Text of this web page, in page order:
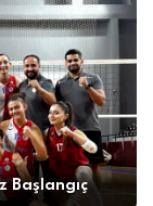
Başlangıç